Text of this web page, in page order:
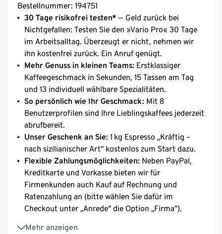
Bestellnummer: 194751
30 Tage risikofrei testen* — Geld zurück bei
Nichtgefallen: Testen Sie den »Vario Pro« 30 Tage
im Arbeitsalltag. Überzeugt er nicht, nehmen wir
ihn kostenfrei zurück. Ein Anruf genügt.
Mehr Genuss in kleinen Teams: Erstklassiger
Kaffeegeschmack in Sekunden, 15 Tassen am Tag
und 13 individuell wählbare Spezialitäten.
So persönlich wie Ihr Geschmack: Mit 8
Benutzerprofilen sind Ihre Lieblingskaffees jederzeit
abrufbereit.
Unser Geschenk an Sie: 1 kg Espresso „Kräftig –
nach sizilianischer Art“ kostenlos zum Start dazu.
Flexible Zahlungsmöglichkeiten: Neben PayPal,
Kreditkarte und Vorkasse bieten wir für
Firmenkunden auch Kauf auf Rechnung und
Ratenzahlung an (bitte wählen Sie dafür im
Checkout unter „Anrede“ die Option „Firma“).
Mehr anzeigen
Mühelos zum ersten Kaffee: